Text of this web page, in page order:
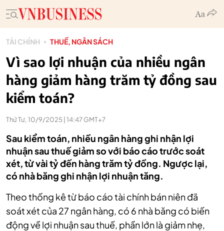
TÀI CHÍNH THUẾ, NGÂN SÁCH
Vì sao lợi nhuận của nhiều ngân
hàng giảm hàng trăm tỷ đồng sau
kiểm toán?
Thứ Tư, 10/9/2025 | 14:47 GMT+7
Sau kiểm toán, nhiều ngân hàng ghi nhận lợi
nhuận sau thuế giảm so với báo cáo trước soát
xét, từ vài tỷ đến hàng trăm tỷ đồng. Ngược lại,
có nhà băng ghi nhận lợi nhuận tăng.
Theo thống kê từ báo cáo tài chính bán niên đã
soát xét của 27 ngân hàng, có 6 nhà băng có biến
động về lợi nhuận sau thuế, phần lớn là giảm nhẹ,